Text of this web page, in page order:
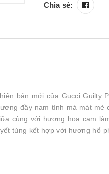
Chia sẻ:
bản mới của Gucci Guilty
đầy nam tính mà mát
cùng với hương hoa cam
tùng kết hợp với hương hổ